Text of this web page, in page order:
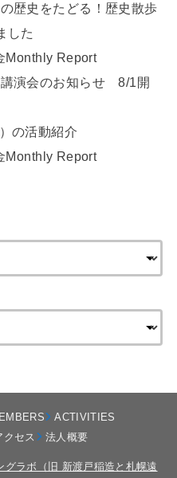
歴史をたどる！歴史散歩
した
Monthly Report
演会のお知らせ 8/1開
の活動紹介
Monthly Report
ACTIVITIES
クセス
法人概要
グラボ（旧 新渡戸稲造と札幌遠